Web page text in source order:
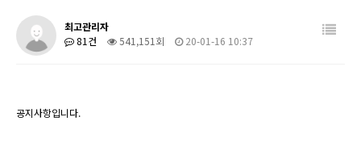
최고관리자
81건
541,151회 20-01-16 10:37
공지사항입니다.